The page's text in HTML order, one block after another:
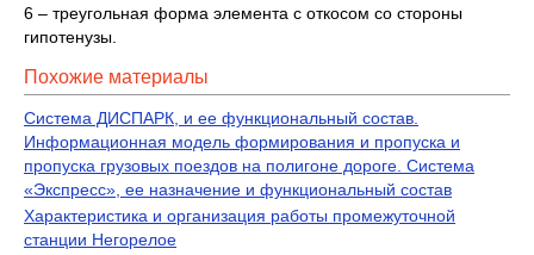
6 – треугольная форма элемента с откосом со стороны
гипотенузы.
Похожие материалы
Система ДИСПАРК, и ее функциональный состав.
Информационная модель формирования и пропуска и
пропуска грузовых поездов на полигоне дороге. Система
«Экспресс», ее назначение и функциональный состав
Характеристика и организация работы промежуточной
станции Негорелое